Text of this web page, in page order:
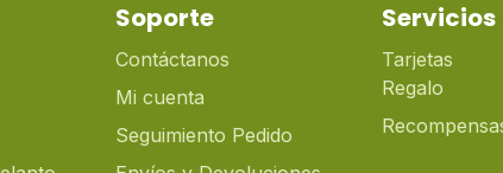
Soporte
Contáctanos
Mi cuenta
Seguimiento Pedido
Servicios
Tarjetas
Regalo